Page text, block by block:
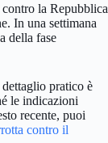
la Repubblica
In una settimana
della fase
pratico è
le indicazioni
recente, puoi
contro il